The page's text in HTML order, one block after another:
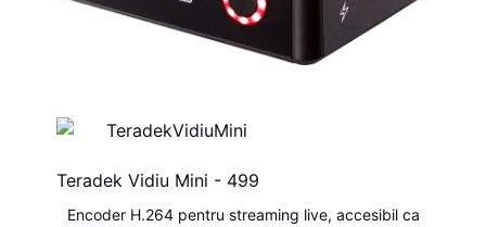
Teradek Vidiu Mini - 499
Encoder H.264 pentru streaming live, accesibil ca